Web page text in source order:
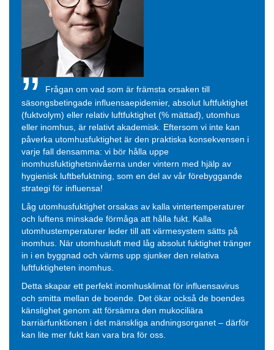
Frågan om vad som är främsta orsaken till
säsongsbetingade influensaepidemier, absolut luftfuktighet
(fuktvolym) eller relativ luftfuktighet (% mättad), utomhus
eller inomhus, är relativt akademisk. Eftersom vi inte kan
påverka utomhusfuktighet är den praktiska konsekvensen i
varje fall densamma: vi bör hålla uppe
inomhusfuktighetsnivåerna under vintern med hjälp av
hygienisk luftbefuktning, som en del av vår förebyggande
strategi för influensa!
Låg utomhusfuktighet orsakas av kalla vintertemperaturer
och luftens minskade förmåga att hålla fukt. Kalla
utomhustemperaturer leder till att värmesystem sätts på
inomhus. När utomhusluft med låg absolut fuktighet tränger
in i en byggnad och värms upp sjunker den relativa
luftfuktigheten inomhus.
Detta skapar ett perfekt inomhusklimat för influensavirus
och smitta mellan de boende. Det ökar också de boendes
känslighet genom att försämra den mukociliära
barriärfunktionen i det mänskliga andningsorganet – därför
kan lite mer fukt kan vara bra för oss.